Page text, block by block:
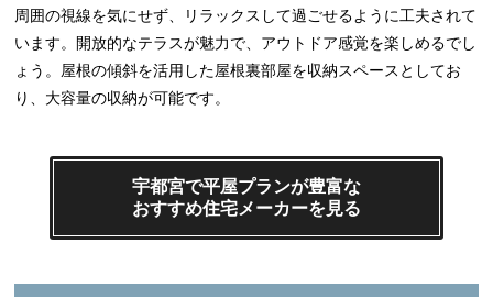
周囲の視線を気にせず、リラックスして過ごせるように工夫されて
います。開放的なテラスが魅力で、アウトドア感覚を楽しめるでし
ょう。屋根の傾斜を活用した屋根裏部屋を収納スペースとしてお
り、大容量の収納が可能です。
宇都宮で平屋プランが豊富な
おすすめ住宅メーカーを見る